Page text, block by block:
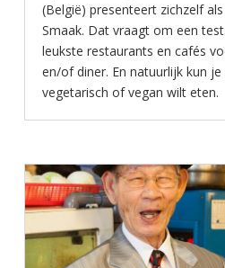
(België) presenteert zichzelf
Smaak. Dat vraagt om een
leukste restaurants en cafés
en/of diner. En natuurlijk kun
vegetarisch of vegan wilt eten.